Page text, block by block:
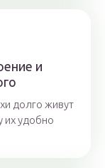
и
долго живут
их удобно